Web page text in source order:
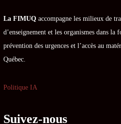
La FIMUQ accompagne les milieux de
d’enseignement et les organismes dans
prévention des urgences et l’accès au
Québec.
Politique IA
Suivez-nous